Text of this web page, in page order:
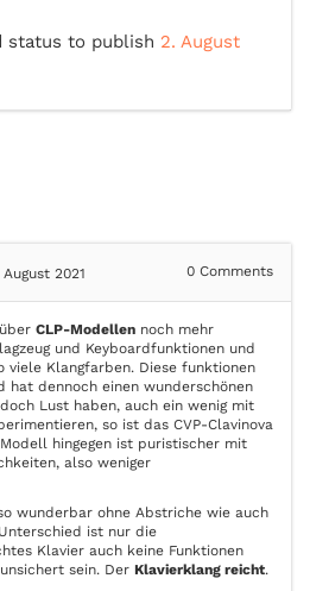
status to publish 2. August
2021 0 Comments
CLP-Modellen noch mehr
und Keyboardfunktionen und
Klangfarben. Diese funktionen
hat dennoch einen wunderschönen
Lust haben, auch ein wenig mit
so ist das CVP-Clavinova
hingegen ist puristischer mit
also weniger
wunderbar ohne Abstriche wie auch
ist nur die
Klavier auch keine Funktionen
sein. Der Klavierklang reicht.